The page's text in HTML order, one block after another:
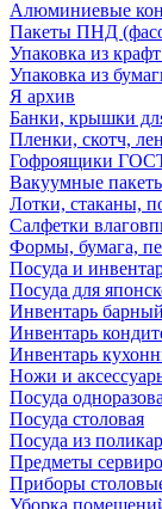
Алюминиевые
Пакеты ПНД
Упаковка из
Упаковка из
Я архив
Банки, крышки
Пленки, скотч,
Гофроящики
Вакуумные
Лотки, стаканы,
Салфетки
Формы, бумага,
Посуда и
Посуда для
Инвентарь барный
Инвентарь
Инвентарь
Ножи и
Посуда
Посуда столовая
Посуда из
Предметы
Приборы
Уборка